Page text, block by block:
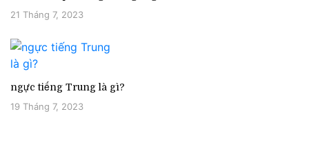
21 Tháng 7, 2023
ngực tiếng Trung là gì?
19 Tháng 7, 2023